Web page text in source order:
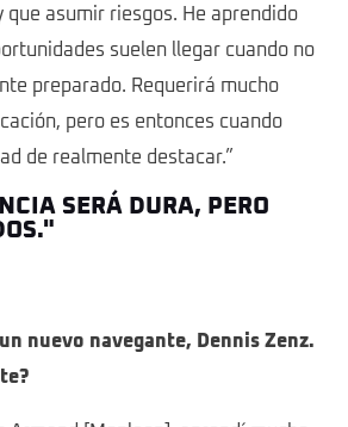
que asumir riesgos. He aprendido
suelen llegar cuando no
preparado. Requerirá mucho
pero es entonces cuando
de realmente destacar.”
SERÁ DURA, PERO
nuevo navegante, Dennis Zenz.